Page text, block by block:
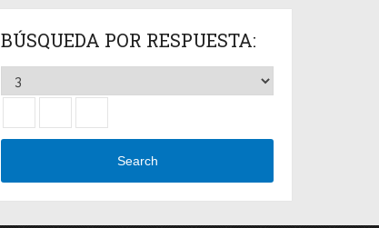
BÚSQUEDA POR RESPUESTA:
Search